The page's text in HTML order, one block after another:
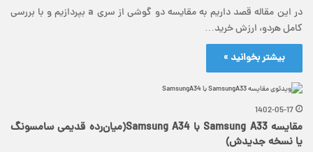
در این مقاله قصد داریم به مقایسه دو گوشی از سری a بپردازیم و با بررسی
کامل هردو، ارزش خرید…
بیشتر بخوانید »
1402-05-17
مقایسه Samsung A33 با Samsung A34(میان‌رده قدیمی سامسونگ
یا نسخه جدیدش)